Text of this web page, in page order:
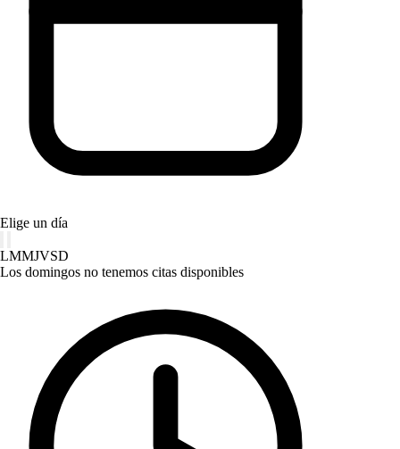
Elige un día
LMMJVSD
Los domingos no tenemos citas disponibles